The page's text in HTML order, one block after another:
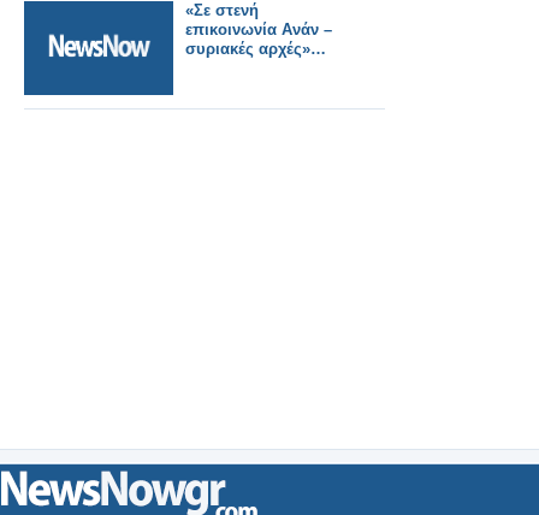
«Σε στενή
επικοινωνία Ανάν –
συριακές αρχές»…